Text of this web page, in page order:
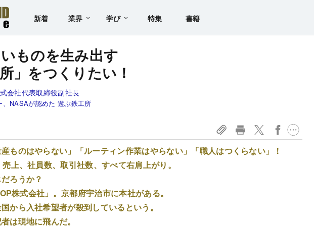
新着 業界 学び 特集 書籍
ものを生み出す
」をつくりたい！
会社代表取締役副社長
、NASAが認めた 遊ぶ鉄工所
ものはやらない」「ルーティン作業はやらない」「職人はつくらない」！
上、社員数、取引社数、すべて右肩上がり。
ろうか？
株式会社」。京都府宇治市に本社がある。
から入社希望者が殺到しているという。
は現地に飛んだ。